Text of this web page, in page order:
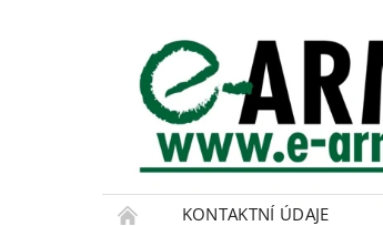
KONTAKTNÍ ÚDAJE